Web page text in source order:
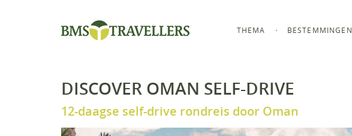
THEMA BESTEMMINGEN
DISCOVER OMAN SELF-DRIVE
12-daagse self-drive rondreis door Oman